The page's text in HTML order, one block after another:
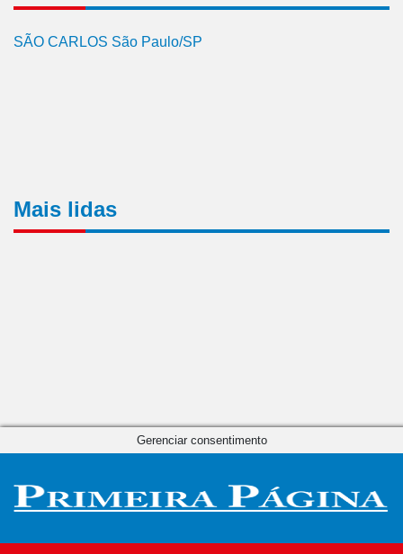
SÃO CARLOS São Paulo/SP
Mais lidas
Gerenciar consentimento